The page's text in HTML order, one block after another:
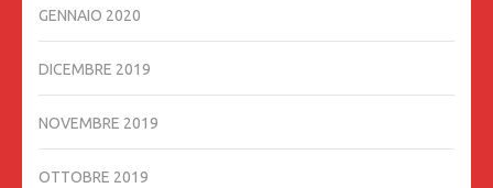
GENNAIO 2020
DICEMBRE 2019
NOVEMBRE 2019
OTTOBRE 2019